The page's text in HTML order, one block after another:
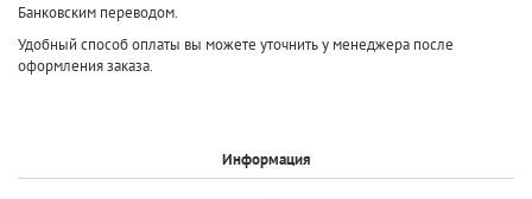
Банковским переводом.
Удобный способ оплаты вы можете уточнить у менеджера после
оформления заказа.
Информация